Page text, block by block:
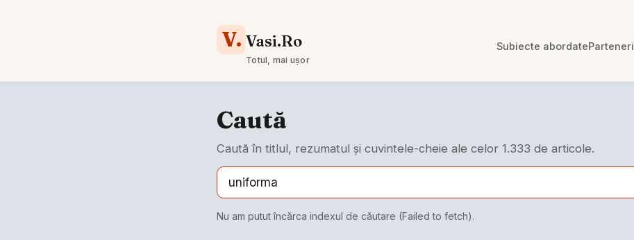
V. Vasi.Ro
Totul, mai ușor
Subiecte abordateParteneri
Caută
Caută în titlul, rezumatul și cuvintele-cheie ale celor 1.333 de articole.
Nu am putut încărca indexul de căutare (Failed to fetch).